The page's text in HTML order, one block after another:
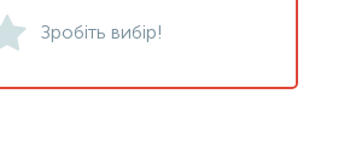
Зробіть вибір!